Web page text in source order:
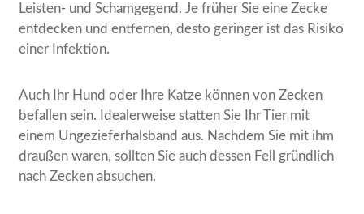
Leisten- und Schamgegend. Je früher Sie eine Zecke
entdecken und entfernen, desto geringer ist das Risiko
einer Infektion.
Auch Ihr Hund oder Ihre Katze können von Zecken
befallen sein. Idealerweise statten Sie Ihr Tier mit
einem Ungezieferhalsband aus. Nachdem Sie mit ihm
draußen waren, sollten Sie auch dessen Fell gründlich
nach Zecken absuchen.